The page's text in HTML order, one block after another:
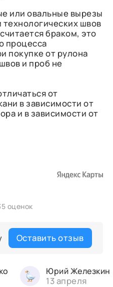
или овальные вырезы
технологических швов
браком, это
процесса
покупке от рулона
и проб не
от
в зависимости от
и в зависимости от
оценок
Оставить отзыв
Юрий Железкин
13 апреля